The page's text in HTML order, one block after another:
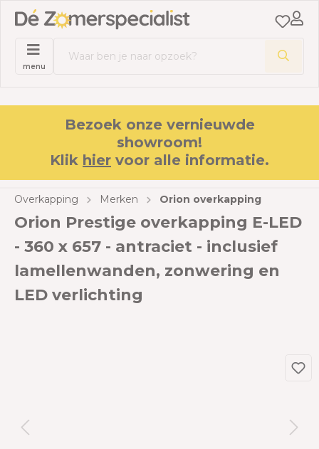
menu
Bezoek onze vernieuwde
showroom!
Klik hier voor alle informatie.
Overkapping Merken Orion overkapping
Orion Prestige overkapping E-LED
- 360 x 657 - antraciet - inclusief
lamellenwanden, zonwering en
LED verlichting